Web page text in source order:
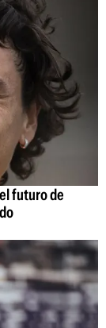
futuro de